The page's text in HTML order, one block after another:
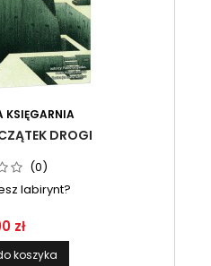
KSIĘGARNIA
DROGI
(0)
labirynt?
zł
koszyka